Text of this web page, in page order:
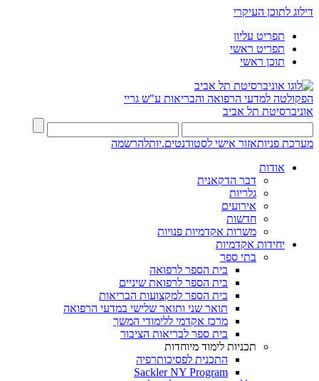
דילוג לתוכן העיקרי
תפריט עליון
תפריט ראשי
תוכן ראשי
הפקולטה למדעי הרפואה והבריאות ע"ש גריי
אוניברסיטת תל אביב
מערכת פניותאזור אישי לסטודנטים.יותלהרשמה
אודות
דבר הדקאנית
גלריות
אירועים
חדשות
משרות אקדמיות פנויות
יחידות אקדמיות
בתי ספר
בית הספר לרפואה
בית הספר לרפואת שיניים
בית הספר למקצועות הבריאות
תואר שני ותואר שלישי במדעי הרפואה
מרכז אקדמי ללימודי המשך
בית ספר לבריאות הציבור
תכניות לימוד מיוחדות
התכנית לפסיכותרפיה
Sackler NY Program